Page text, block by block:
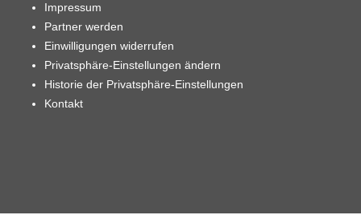
Impressum
Partner werden
Einwilligungen widerrufen
Privatsphäre-Einstellungen ändern
Historie der Privatsphäre-Einstellungen
Kontakt